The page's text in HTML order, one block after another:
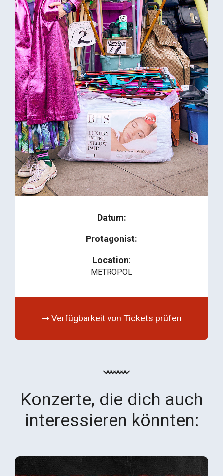
Datum:
Protagonist:
Location:
METROPOL
➞ Verfügbarkeit von Tickets prüfen
Konzerte, die dich auch
interessieren könnten: